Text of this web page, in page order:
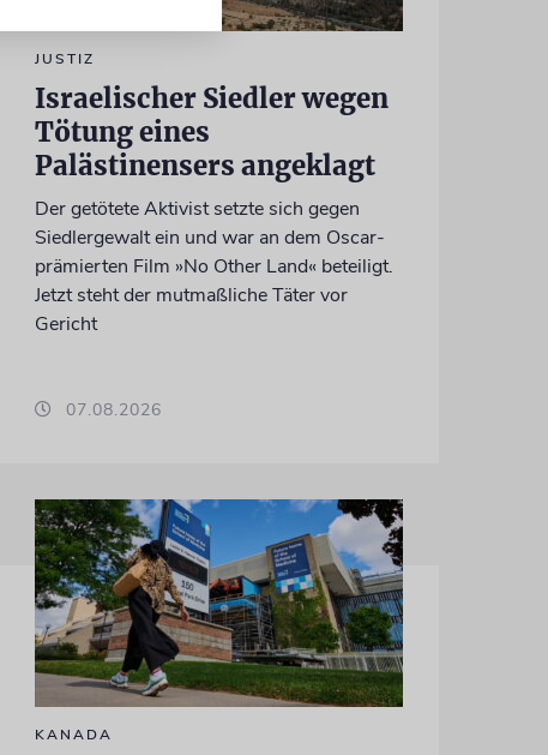
JUSTIZ
Israelischer Siedler wegen
Tötung eines
Palästinensers angeklagt
Der getötete Aktivist setzte sich gegen
Siedlergewalt ein und war an dem Oscar-
prämierten Film »No Other Land« beteiligt.
Jetzt steht der mutmaßliche Täter vor
Gericht
07.08.2026
KANADA